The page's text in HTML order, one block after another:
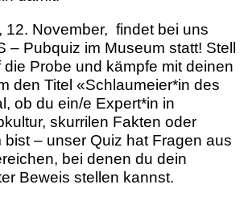
12. November, findet bei uns
– Pubquiz im Museum statt! Stell
Probe und kämpfe mit deinen
den Titel «Schlaumeier*in des
ob du ein/e Expert*in in
skurrilen Fakten oder
bist – unser Quiz hat Fragen aus
bei denen du dein
Beweis stellen kannst.